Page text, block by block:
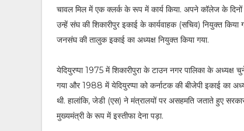
चावल मिल में एक क्लर्क के रूप में कार्य किया. अपने कॉलेज के
उन्हें संघ की शिकारीपुर इकाई के कार्यवाहक (सचिव) नियुक्त
जनसंघ की तालुक इकाई का अध्यक्ष नियुक्त किया गया.
येदियुरप्पा 1975 में शिकारीपुरा के टाउन नगर पालिका के
गया और 1988 में येदियुरप्पा को कर्नाटक की बीजेपी इकाई का
थी. हालांकि, जेडी (एस) ने मंत्रालयों पर असहमति जताते हुए
मुख्यमंत्री के रूप में इस्तीफा देना पड़ा.